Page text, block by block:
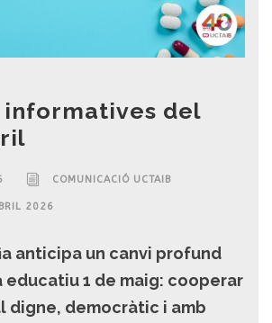
informatives del
COMUNICACIÓ UCTAIB
2026
anticipa un canvi profund
educatiu 1 de maig: cooperar
digne, democràtic i amb